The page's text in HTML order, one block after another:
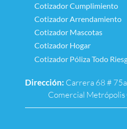
Cotizador Cumplimiento
Cotizador Arrendamiento
Cotizador Mascotas
Cotizador Hogar
Cotizador Póliza Todo
Dirección: Carrera 68 #
Comercial Metrópolis